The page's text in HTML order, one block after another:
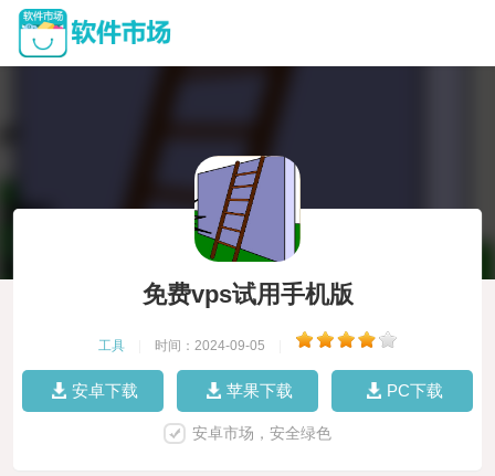
免费vps试用手机版
工具 时间：2024-09-05
安卓下载 苹果下载 PC下载
安卓市场，安全绿色